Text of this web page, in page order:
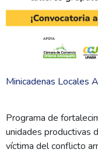
Minicadenas Locales
Programa de
unidades productivas
víctima del conflicto